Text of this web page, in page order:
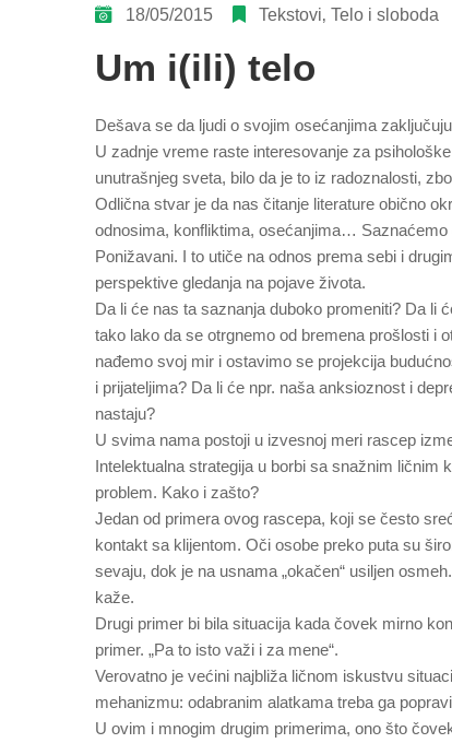
18/05/2015 Tekstovi‚ Telo i sloboda
Um i(ili) telo
Dešava se da ljudi o svojim osećanjima
U zadnje vreme raste interesovanje za
unutrašnjeg sveta, bilo da je to iz radoznalosti,
Odlična stvar je da nas čitanje literature obično
odnosima, konfliktima, osećanjima…
Ponižavani. I to utiče na odnos prema sebi i
perspektive gledanja na pojave života.
Da li će nas ta saznanja duboko promeniti? Da li
tako lako da se otrgnemo od bremena prošlosti i
nađemo svoj mir i ostavimo se projekcija
i prijateljima? Da li će npr. naša anksioznost i
nastaju?
U svima nama postoji u izvesnoj meri rascep
Intelektualna strategija u borbi sa snažnim ličnim
problem. Kako i zašto?
Jedan od primera ovog rascepa, koji se često
kontakt sa klijentom. Oči osobe preko puta su
sevaju, dok je na usnama „okačen“ usiljen
kaže.
Drugi primer bi bila situacija kada čovek mirno
primer. „Pa to isto važi i za mene“.
Verovatno je većini najbliža ličnom iskustvu
mehanizmu: odabranim alatkama treba ga
U ovim i mnogim drugim primerima, ono što